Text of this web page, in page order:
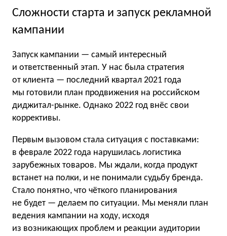
Сложности старта и запуск рекламной
кампании
Запуск кампании — самый интересный
и ответственный этап. У нас была стратегия
от клиента — последний квартал 2021 года
мы готовили план продвижения на российском
диджитал-рынке. Однако 2022 год внёс свои
коррективы.
Первым вызовом стала ситуация с поставками:
в феврале 2022 года нарушилась логистика
зарубежных товаров. Мы ждали, когда продукт
встанет на полки, и не понимали судьбу бренда.
Стало понятно, что чёткого планирования
не будет — делаем по ситуации. Мы меняли план
ведения кампании на ходу, исходя
из возникающих проблем и реакции аудитории